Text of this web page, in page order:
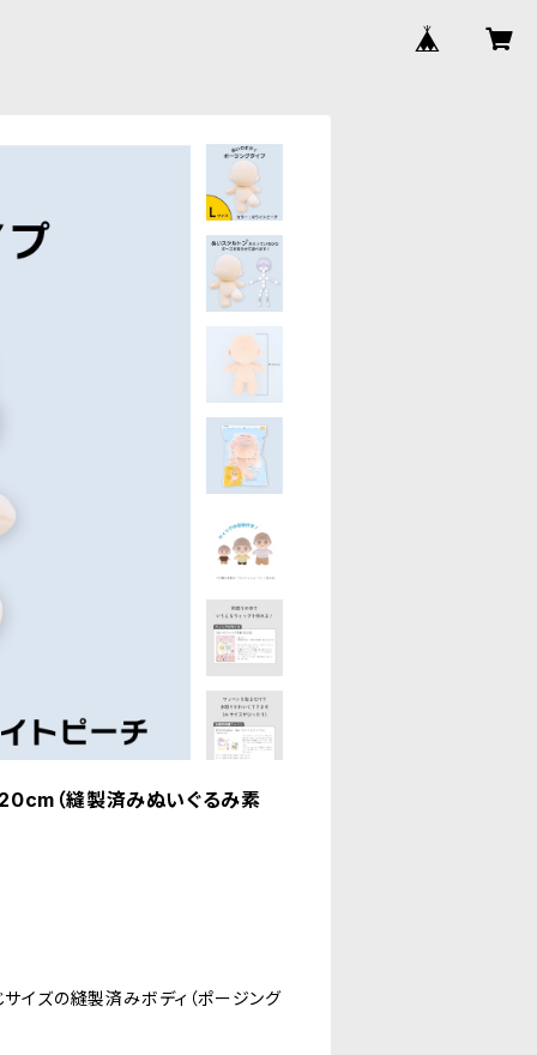
（縫製済みぬいぐるみ素
イズの縫製済みボディ（ポージング